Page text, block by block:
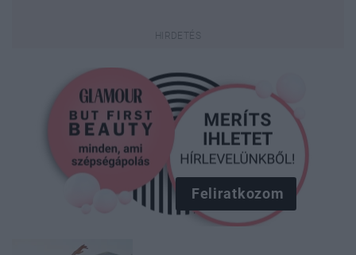
Feliratkozom